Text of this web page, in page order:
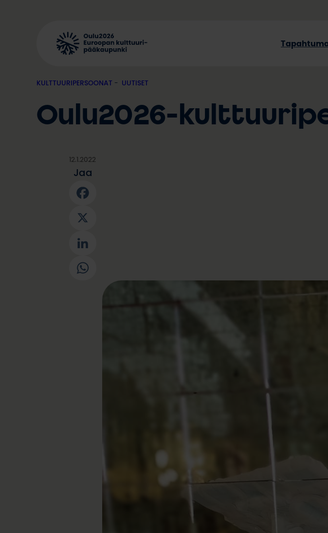
KULTTUURIPERSOONAT UUTISET
Oulu2026-
12.1.2022
Jaa
Facebook
X
LinkedIn
WhatsApp